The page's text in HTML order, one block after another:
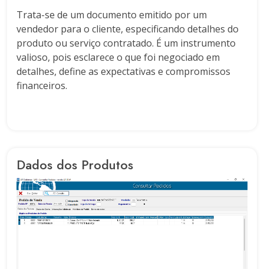
Trata-se de um documento emitido por um
vendedor para o cliente, especificando detalhes do
produto ou serviço contratado. É um instrumento
valioso, pois esclarece o que foi negociado em
detalhes, define as expectativas e compromissos
financeiros.
Dados dos Produtos